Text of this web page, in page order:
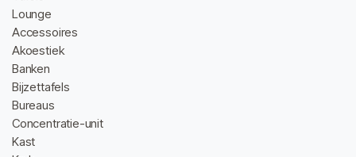
Lounge
Accessoires
Akoestiek
Banken
Bijzettafels
Bureaus
Concentratie-unit
Kast